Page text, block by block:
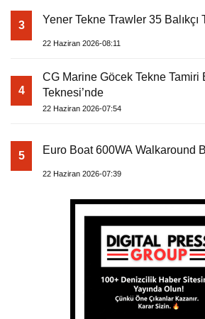
3 Yener Tekne Trawler 35 Balıkçı
22 Haziran 2026-08:11
4
CG Marine Göcek Tekne Tamiri
Teknesi’nde
22 Haziran 2026-07:54
5 Euro Boat 600WA Walkaround
22 Haziran 2026-07:39